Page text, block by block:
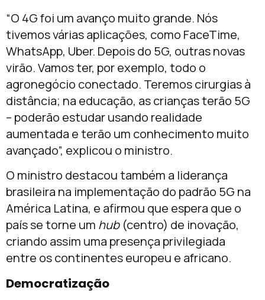
“O 4G foi um avanço muito grande. Nós
tivemos várias aplicações, como FaceTime,
WhatsApp, Uber. Depois do 5G, outras novas
virão. Vamos ter, por exemplo, todo o
agronegócio conectado. Teremos cirurgias à
distância; na educação, as crianças terão 5G
– poderão estudar usando realidade
aumentada e terão um conhecimento muito
avançado”, explicou o ministro.
O ministro destacou também a liderança
brasileira na implementação do padrão 5G na
América Latina, e afirmou que espera que o
país se torne um hub(centro) de inovação,
criando assim uma presença privilegiada
entre os continentes europeu e africano.
Democratização